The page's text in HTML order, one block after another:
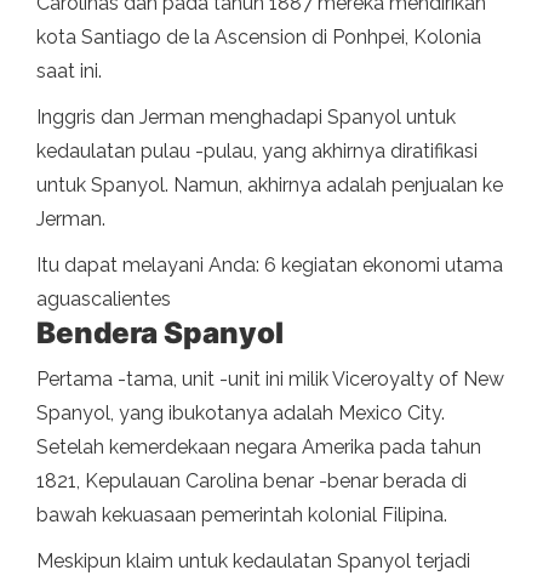
kota Santiago de la Ascension di Ponhpei, Kolonia
saat ini.
Inggris dan Jerman menghadapi Spanyol untuk
kedaulatan pulau -pulau, yang akhirnya diratifikasi
untuk Spanyol. Namun, akhirnya adalah penjualan ke
Jerman.
Itu dapat melayani Anda: 6 kegiatan ekonomi utama
aguascalientes
Bendera Spanyol
Pertama -tama, unit -unit ini milik Viceroyalty of New
Spanyol, yang ibukotanya adalah Mexico City.
Setelah kemerdekaan negara Amerika pada tahun
1821, Kepulauan Carolina benar -benar berada di
bawah kekuasaan pemerintah kolonial Filipina.
Meskipun klaim untuk kedaulatan Spanyol terjadi